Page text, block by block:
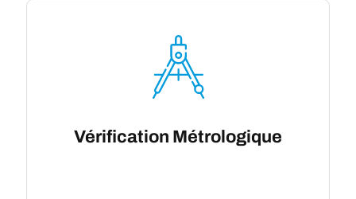
Vérification Métrologique